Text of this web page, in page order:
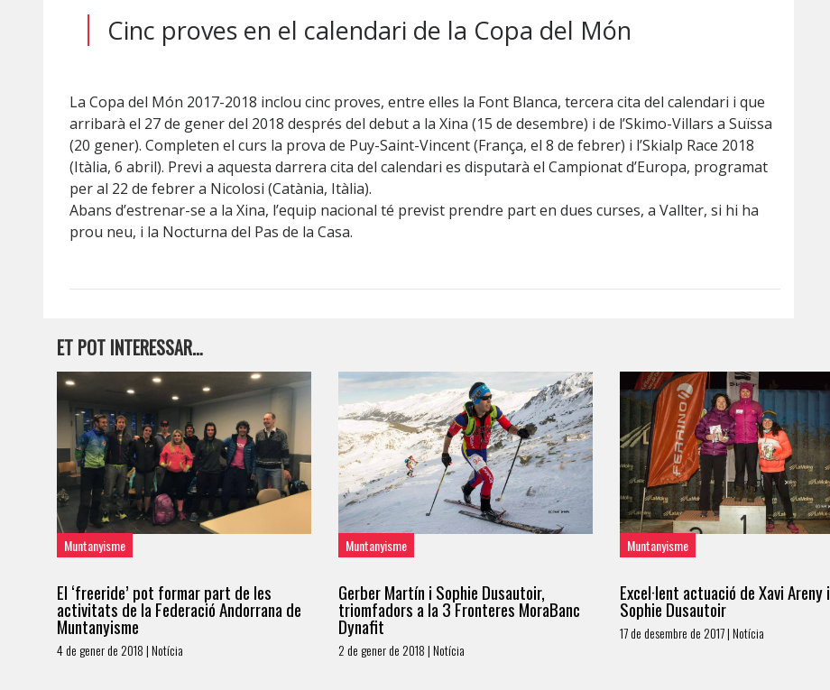
Cinc proves en el calendari de la Copa del Món
La Copa del Món 2017-2018 inclou cinc proves, entre elles la Font Blanca, tercera cita del calendari i que
arribarà el 27 de gener del 2018 després del debut a la Xina (15 de desembre) i de l’Skimo-Villars a Suïssa
(20 gener). Completen el curs la prova de Puy-Saint-Vincent (França, el 8 de febrer) i l’Skialp Race 2018
(Itàlia, 6 abril). Previ a aquesta darrera cita del calendari es disputarà el Campionat d’Europa, programat
per al 22 de febrer a Nicolosi (Catània, Itàlia).
Abans d’estrenar-se a la Xina, l’equip nacional té previst prendre part en dues curses, a Vallter, si hi ha
prou neu, i la Nocturna del Pas de la Casa.
ET POT INTERESSAR…
Muntanyisme
El ‘freeride’ pot formar part de les
activitats de la Federació Andorrana de
Muntanyisme
4 de gener de 2018 | Notícia
Muntanyisme
Gerber Martín i Sophie Dusautoir,
triomfadors a la 3 Fronteres MoraBanc
Dynafit
2 de gener de 2018 | Notícia
Muntanyisme
Excel·lent actuació de Xavi Areny i
Sophie Dusautoir
17 de desembre de 2017 | Notícia